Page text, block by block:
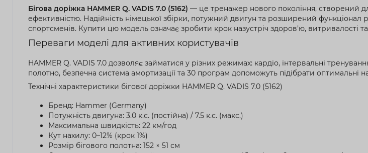
Бігова доріжка HAMMER Q. VADIS 7.0 (5162) — це тренажер нового покоління, створений
ефективністю. Надійність німецької збірки, потужний двигун та розширений функціонал
спортсменів. Купити цю модель означає зробити крок назустріч здоров’ю, витривалості
Переваги моделі для активних користувачів
HAMMER Q. VADIS 7.0 дозволяє займатися у різних режимах: кардіо, інтервальні
полотно, безпечна система амортизації та 30 програм допоможуть підібрати оптимальні
Технічні характеристики бігової доріжки HAMMER Q. VADIS 7.0 (5162)
Бренд: Hammer (Germany)
Потужність двигуна: 3.0 к.с. (постійна) / 7.5 к.с. (макс.)
Максимальна швидкість: 22 км/год
Кут нахилу: 0–12% (крок 1%)
Розмір бігового полотна: 152 × 51 см